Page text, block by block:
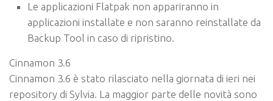
Le applicazioni Flatpak non appariranno in
applicazioni installate e non saranno reinstallate da
Backup Tool in caso di ripristino.
Cinnamon 3.6
Cinnamon 3.6 è stato rilasciato nella giornata di ieri nei
repository di Sylvia. La maggior parte delle novità sono